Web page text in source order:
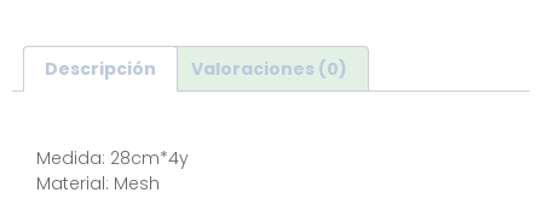
Descripción Valoraciones (0)
Medida: 28cm*4y
Material: Mesh